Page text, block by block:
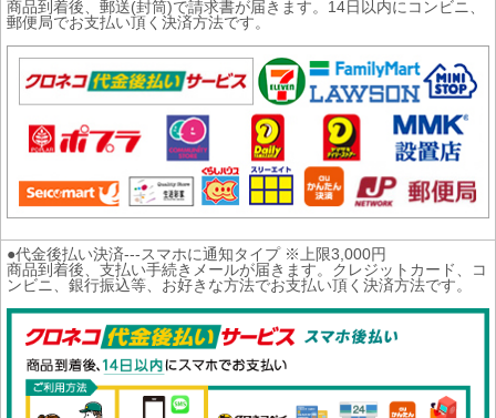
商品到着後、郵送(封筒)で請求書が届きます。14日以内にコンビニ、
郵便局でお支払い頂く決済方法です。
●代金後払い決済---スマホに通知タイプ ※上限3,000円
商品到着後、支払い手続きメールが届きます。クレジットカード、コ
ンビニ、銀行振込等、お好きな方法でお支払い頂く決済方法です。